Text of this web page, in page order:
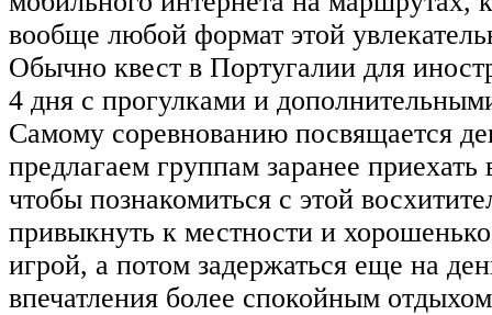
вообще любой формат этой
Обычно квест в Португалии для
4 дня с прогулками и
Самому соревнованию посвящается
предлагаем группам заранее
чтобы познакомиться с этой
привыкнуть к местности и
игрой, а потом задержаться еще на
впечатления более спокойным